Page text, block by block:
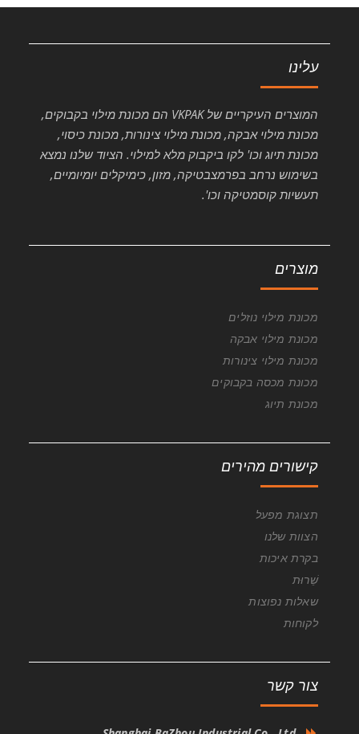
עלינו
המוצרים העיקריים של VKPAK הם מכונת מילוי בקבוקים,
מכונת מילוי אבקה, מכונת מילוי צינורות, מכונת כיסוי,
מכונת תיוג וכו' לקו ביקבוק מלא למילוי. הציוד שלנו נמצא
בשימוש נרחב בפרמצבטיקה, מזון, כימיקלים יומיומיים,
תעשיות קוסמטיקה וכו'.
מוצרים
מכונת מילוי נוזלים
מכונת מילוי אבקה
מכונת מילוי צינורות
מכונת מכסה בקבוקים
מכונת תיוג
קישורים מהירים
תצוגת מפעל
הצוות שלנו
בקרת איכות
שֵׁרוּת
שאלות נפוצות
לקוחות
צור קשר